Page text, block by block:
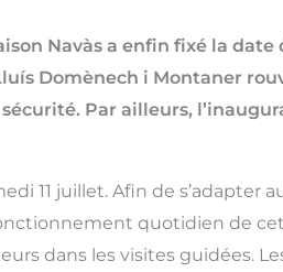
Navàs a enfin fixé la date
Domènech i Montaner
Par ailleurs,
11 juillet. Afin de s’adapter
quotidien de
dans les visites guidées.